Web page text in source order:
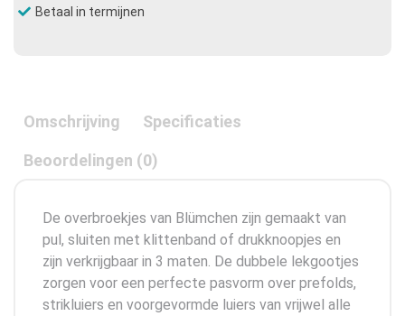
Betaal in termijnen
Omschrijving Specificaties
Beoordelingen (0)
De overbroekjes van Blümchen zijn gemaakt van
pul, sluiten met klittenband of drukknoopjes en
zijn verkrijgbaar in 3 maten. De dubbele lekgootjes
zorgen voor een perfecte pasvorm over prefolds,
strikluiers en voorgevormde luiers van vrijwel alle